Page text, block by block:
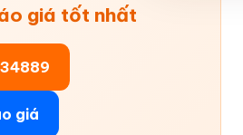
giá tốt nhất
giá